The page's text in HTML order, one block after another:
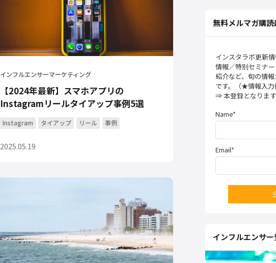
インフルエンサーマーケティング
【2024年最新】スマホアプリの
Instagramリールタイアップ事例5選
Instagram タイアップ リール 事例
2025.05.19
無料メルマガ購読
インスタラボ更新
情報／特別セミナ
紹介など、旬の情
です。（★情報入力
⇒ 本登録となります
Name*
Email*
インフルエンサ